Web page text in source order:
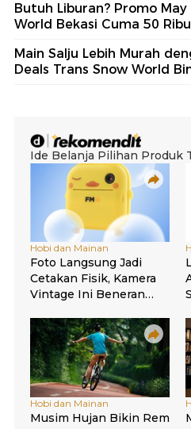
Butuh Liburan? Promo
World Bekasi Cuma 50
Main Salju Lebih Murah
Deals Trans Snow World